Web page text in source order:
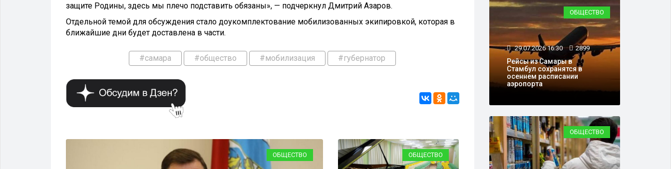
защите Родины, здесь мы плечо подставить обязаны», — подчеркнул Дмитрий Азаров.
Отдельной темой для обсуждения стало доукомплектование мобилизованных экипировкой, которая в
ближайшие дни будет доставлена в части.
#самара #общество #мобилизация #губернатор
ОБЩЕСТВО ОБЩЕСТВО
ОБЩЕСТВО
29.07.2026 16:30 2899
Рейсы из Самары в
Стамбул сохранятся в
осеннем расписании
аэропорта
ОБЩЕСТВО